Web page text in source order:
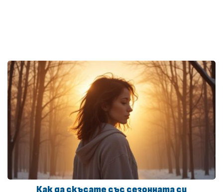
Как да скъсате със сезонната си